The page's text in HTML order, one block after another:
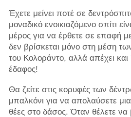
Έχετε μείνει ποτέ σε
μοναδικό ενοικιαζόμενο σπίτι
μέρος για να έρθετε σε επαφή
δεν βρίσκεται μόνο στη μέση
του Κολοράντο, αλλά απέχει
έδαφος!
Θα ζείτε στις κορυφές των
μπαλκόνι για να απολαύσετε
θέες στο δάσος. Όταν θέλετε